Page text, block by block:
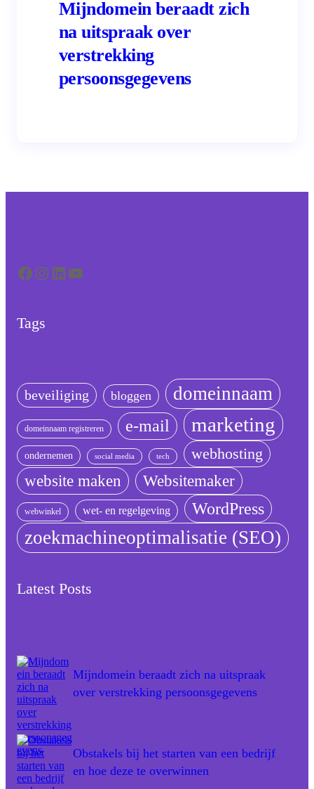
Mijndomein beraadt zich
na uitspraak over
verstrekking
persoonsgegevens
Facebook Instagram LinkedIn YouTube
Tags
beveiliging bloggen domeinnaam
domeinnaam registreren e-mail marketing
ondernemen social media tech webhosting
website maken Websitemaker
webwinkel wet- en regelgeving WordPress
zoekmachineoptimalisatie (SEO)
Latest Posts
Mijndomein beraadt zich na uitspraak
over verstrekking persoonsgegevens
Obstakels bij het starten van een bedrijf
en hoe deze te overwinnen